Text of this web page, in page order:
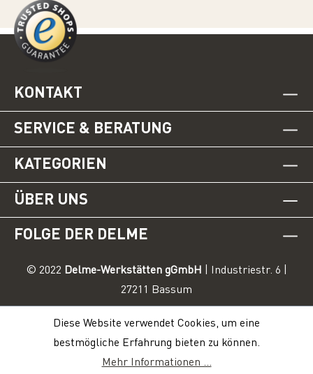
KONTAKT
SERVICE & BERATUNG
KATEGORIEN
ÜBER UNS
FOLGE DER DELME
© 2022 Delme-Werkstätten gGmbH | Industriestr. 6 |
27211 Bassum
Diese Website verwendet Cookies, um eine
bestmögliche Erfahrung bieten zu können.
Mehr Informationen ...